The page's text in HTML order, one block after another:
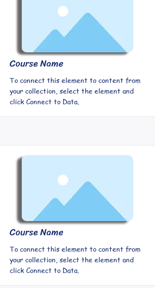
Course Name
To connect this element to content from
your collection, select the element and
click Connect to Data.
Course Name
To connect this element to content from
your collection, select the element and
click Connect to Data.